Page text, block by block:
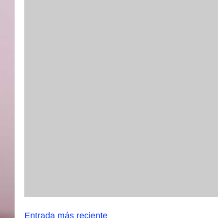
Entrada más reciente